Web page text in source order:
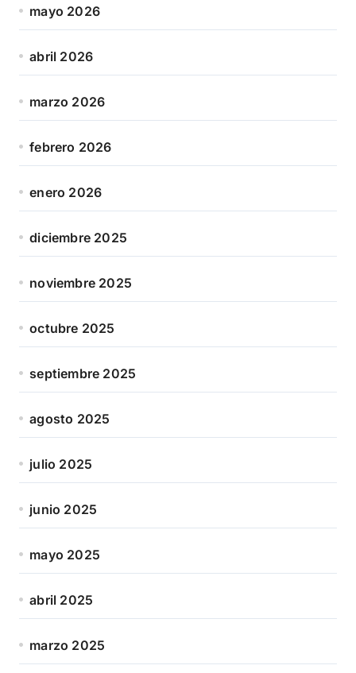
mayo 2026
abril 2026
marzo 2026
febrero 2026
enero 2026
diciembre 2025
noviembre 2025
octubre 2025
septiembre 2025
agosto 2025
julio 2025
junio 2025
mayo 2025
abril 2025
marzo 2025